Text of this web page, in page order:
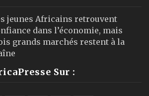
jeunes Africains retrouvent
dans l’économie, mais
grands marchés restent à la
Sur :